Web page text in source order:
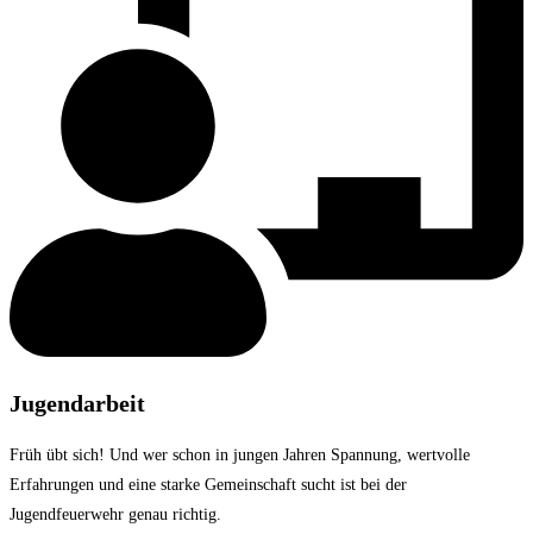
Jugendarbeit
Früh übt sich! Und wer schon in jungen Jahren Spannung, wertvolle
Erfahrungen und eine starke Gemeinschaft sucht ist bei der
Jugendfeuerwehr genau richtig.